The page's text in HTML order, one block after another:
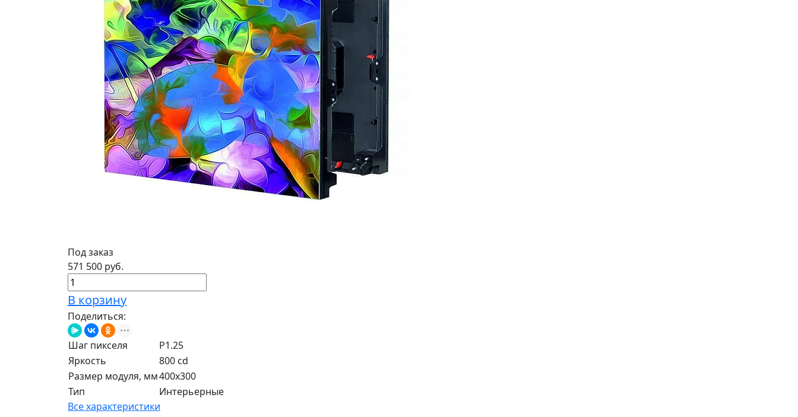
Под заказ
571 500 руб.
В корзину
Поделиться:
Шаг пикселя
P1.25
Яркость
800 cd
Размер модуля, мм400x300
Тип
Интерьерные
Все характеристики